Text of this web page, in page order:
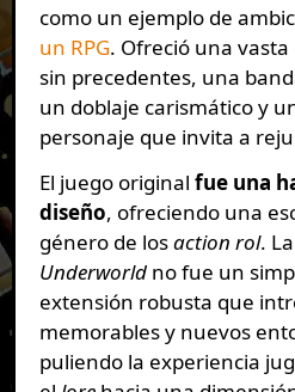
como un ejemplo de
un RPG. Ofreció una
sin precedentes, una
un doblaje carismático y
personaje que invita a
El juego original fue una
diseño, ofreciendo una
género de losaction rol.
Underworldno fue un
extensión robusta que
memorables y nuevos
puliendo la experiencia